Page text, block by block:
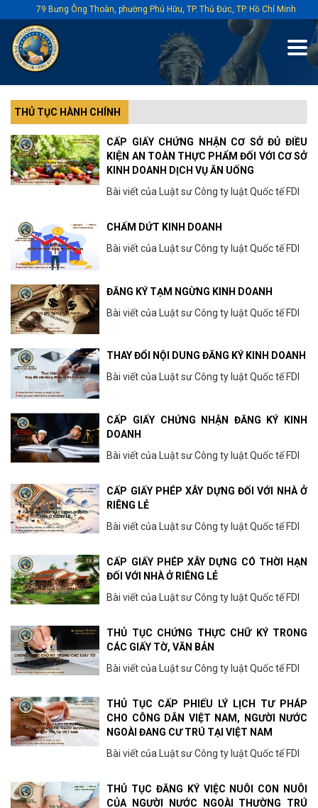
79 Bưng Ông Thoàn, phường Phú Hữu, TP. Thủ Đức, TP. Hồ Chí Minh
THỦ TỤC HÀNH CHÍNH
CẤP GIẤY CHỨNG NHẬN CƠ SỞ ĐỦ ĐIỀU
KIỆN AN TOÀN THỰC PHẨM ĐỐI VỚI CƠ SỞ
KINH DOANH DỊCH VỤ ĂN UỐNG
Bài viết của Luật sư Công ty luật Quốc tế FDI
CHẤM DỨT KINH DOANH
Bài viết của Luật sư Công ty luật Quốc tế FDI
ĐĂNG KÝ TẠM NGỪNG KINH DOANH
Bài viết của Luật sư Công ty luật Quốc tế FDI
THAY ĐỔI NỘI DUNG ĐĂNG KÝ KINH DOANH
Bài viết của Luật sư Công ty luật Quốc tế FDI
CẤP GIẤY CHỨNG NHẬN ĐĂNG KÝ KINH
DOANH
Bài viết của Luật sư Công ty luật Quốc tế FDI
CẤP GIẤY PHÉP XÂY DỰNG ĐỐI VỚI NHÀ Ở
RIÊNG LẺ
Bài viết của Luật sư Công ty luật Quốc tế FDI
CẤP GIẤY PHÉP XÂY DỰNG CÓ THỜI HẠN
ĐỐI VỚI NHÀ Ở RIÊNG LẺ
Bài viết của Luật sư Công ty luật Quốc tế FDI
THỦ TỤC CHỨNG THỰC CHỮ KÝ TRONG
CÁC GIẤY TỜ, VĂN BẢN
Bài viết của Luật sư Công ty luật Quốc tế FDI
THỦ TỤC CẤP PHIẾU LÝ LỊCH TƯ PHÁP
CHO CÔNG DÂN VIỆT NAM, NGƯỜI NƯỚC
NGOÀI ĐANG CƯ TRÚ TẠI VIỆT NAM
Bài viết của Luật sư Công ty luật Quốc tế FDI
THỦ TỤC ĐĂNG KÝ VIỆC NUÔI CON NUÔI
CỦA NGƯỜI NƯỚC NGOÀI THƯỜNG TRÚ